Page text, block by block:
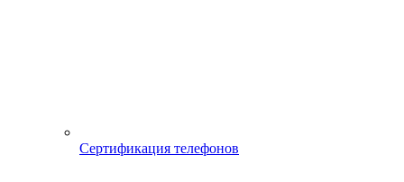
Сертификация телефонов